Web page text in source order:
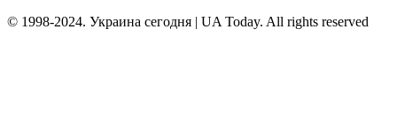
© 1998-2024. Украина сегодня | UA Today. All rights reserved